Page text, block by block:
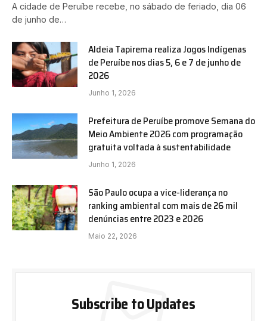
A cidade de Peruíbe recebe, no sábado de feriado, dia 06
de junho de…
Aldeia Tapirema realiza Jogos Indígenas
de Peruíbe nos dias 5, 6 e 7 de junho de
2026
Junho 1, 2026
Prefeitura de Peruíbe promove Semana do
Meio Ambiente 2026 com programação
gratuita voltada à sustentabilidade
Junho 1, 2026
São Paulo ocupa a vice-liderança no
ranking ambiental com mais de 26 mil
denúncias entre 2023 e 2026
Maio 22, 2026
Subscribe to Updates